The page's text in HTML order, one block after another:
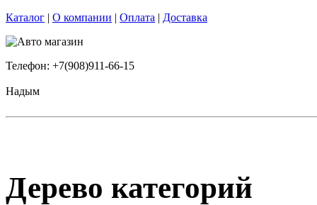
Каталог | О компании | Оплата | Доставка
Телефон: +7(908)911-66-15
Надым
Дерево категорий